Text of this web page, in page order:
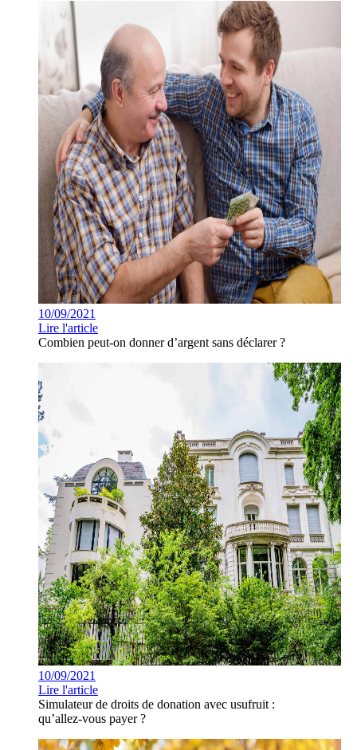
10/09/2021
Lire l'article
Combien peut-on donner d’argent sans déclarer ?
10/09/2021
Lire l'article
Simulateur de droits de donation avec usufruit :
qu’allez-vous payer ?